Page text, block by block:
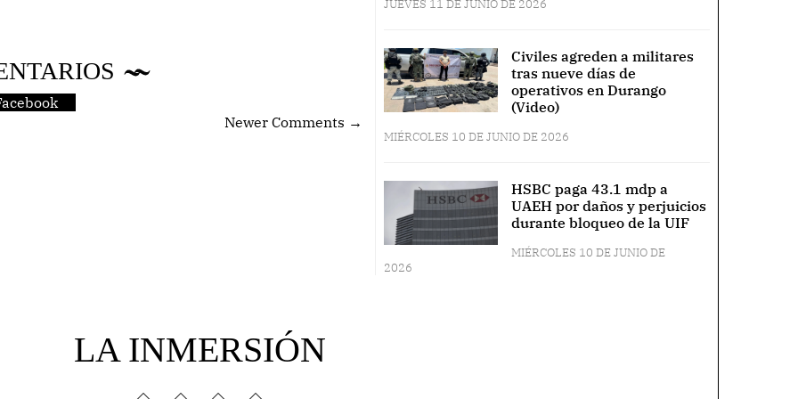
Newer Comments →
JUEVES 11 DE JUNIO DE 2026
Civiles agreden a militares
tras nueve días de
operativos en Durango
(Video)
MIÉRCOLES 10 DE JUNIO DE 2026
HSBC paga 43.1 mdp a
UAEH por daños y perjuicios
durante bloqueo de la UIF
MIÉRCOLES 10 DE JUNIO DE
2026
LA INMERSIÓN